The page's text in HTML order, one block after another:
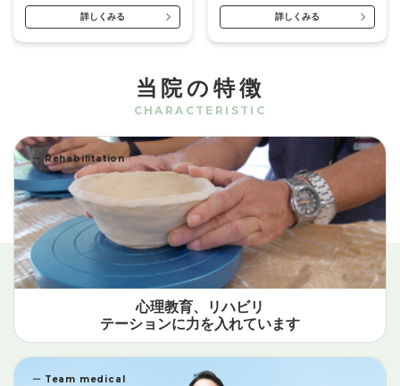
詳しくみる 詳しくみる
当院の特徴
CHARACTERISTIC
心理教育、リハビリ
テーションに力を入れています
ー Rehabilitation
ー Team medical